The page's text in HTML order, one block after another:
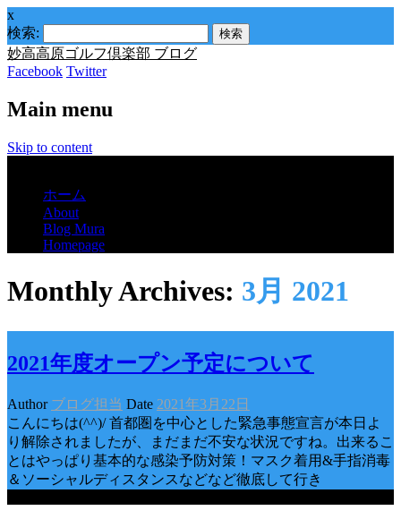
x
検索:
妙高高原ゴルフ倶楽部 ブログ
Facebook Twitter
Main menu
Skip to content
ホーム
About
Blog Mura
Homepage
Monthly Archives: 3月 2021
2021年度オープン予定について
Author ブログ担当 Date 2021年3月22日
こんにちは(^^)/ 首都圏を中心とした緊急事態宣言が本日よ
り解除されましたが、まだまだ不安な状況ですね。出来るこ
とはやっぱり基本的な感染予防対策！マスク着用&手指消毒
＆ソーシャルディスタンスなどなど徹底して行き